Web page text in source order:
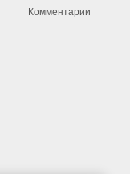
Комментарии